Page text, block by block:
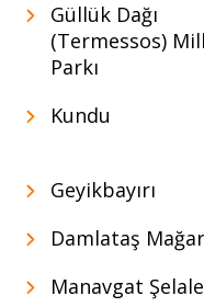
Güllük Dağı
(Termessos)
Parkı
Kundu
Geyikbayırı
Damlataş
Manavgat